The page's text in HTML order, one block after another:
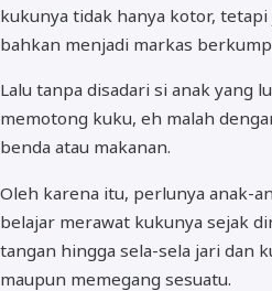
kukunya tidak hanya kotor, tetapi
bahkan menjadi markas
Lalu tanpa disadari si anak yang
memotong kuku, eh malah
benda atau makanan.
Oleh karena itu, perlunya anak-
belajar merawat kukunya sejak
tangan hingga sela-sela jari dan
maupun memegang sesuatu.